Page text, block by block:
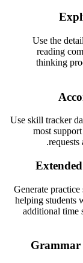
Use the
reading
thinking
Use skill tracker
most
Generate
helping students
additional time
Grammar